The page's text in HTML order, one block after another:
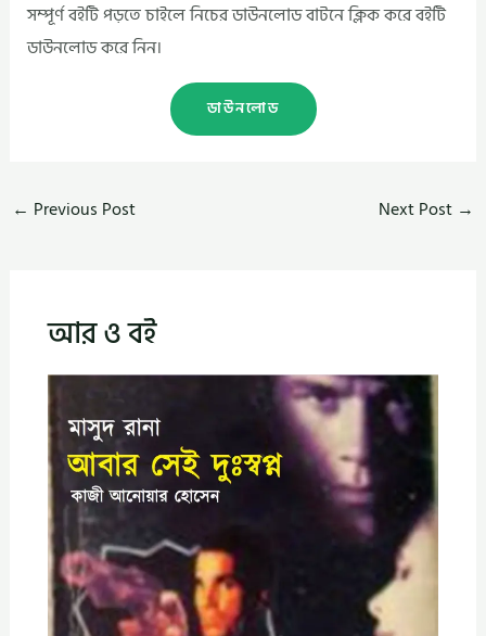
সম্পূর্ণ বইটি পড়তে চাইলে নিচের ডাউনলোড বাটনে ক্লিক করে বইটি
ডাউনলোড করে নিন।
ডাউনলোড
← Previous Post Next Post →
আর ও বই